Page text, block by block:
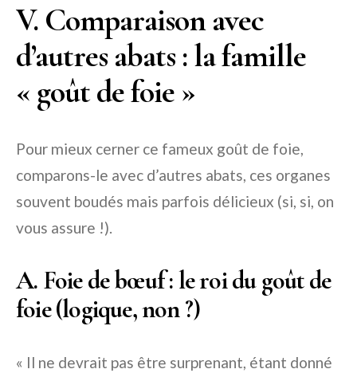
V. Comparaison avec
d’autres abats : la famille
« goût de foie »
Pour mieux cerner ce fameux goût de foie,
comparons-le avec d’autres abats, ces organes
souvent boudés mais parfois délicieux (si, si, on
vous assure !).
A. Foie de bœuf : le roi du goût de
foie (logique, non ?)
« Il ne devrait pas être surprenant, étant donné